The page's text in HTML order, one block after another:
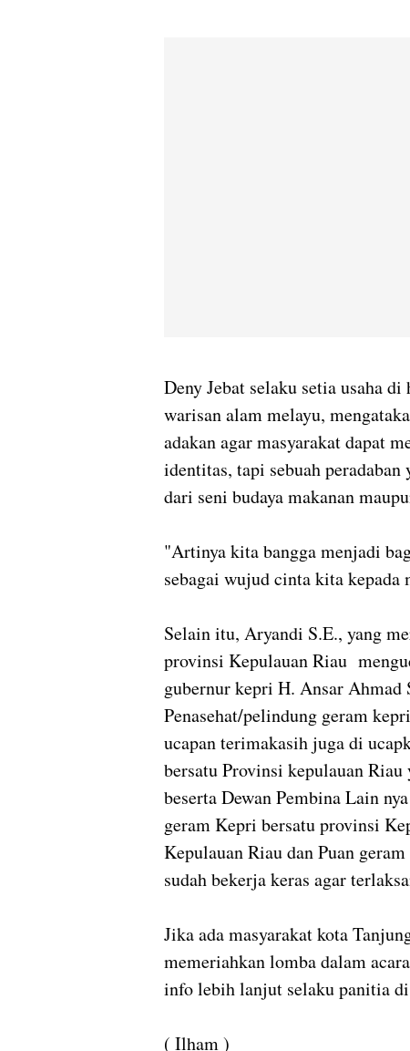
Deny Jebat selaku setia usaha
warisan alam melayu,
adakan agar masyarakat dapat
identitas, tapi sebuah
dari seni budaya makanan
"Artinya kita bangga menjadi
sebagai wujud cinta kita kepada
Selain itu, Aryandi S.E., yang
provinsi Kepulauan Riau
gubernur kepri H. Ansar
Penasehat/pelindung geram
ucapan terimakasih juga di
bersatu Provinsi kepulauan
beserta Dewan Pembina Lain
geram Kepri bersatu provinsi
Kepulauan Riau dan Puan
sudah bekerja keras agar
Jika ada masyarakat kota
memeriahkan lomba dalam
info lebih lanjut selaku panitia
( Ilham )